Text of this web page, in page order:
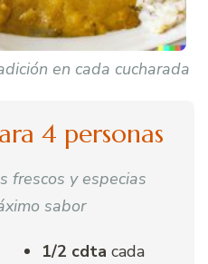
en cada cucharada
4 personas
frescos y especias
sabor
1/2 cdta cada